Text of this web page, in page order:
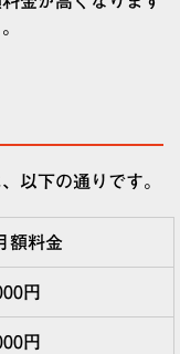
以下の通りです。
額料金
円
円